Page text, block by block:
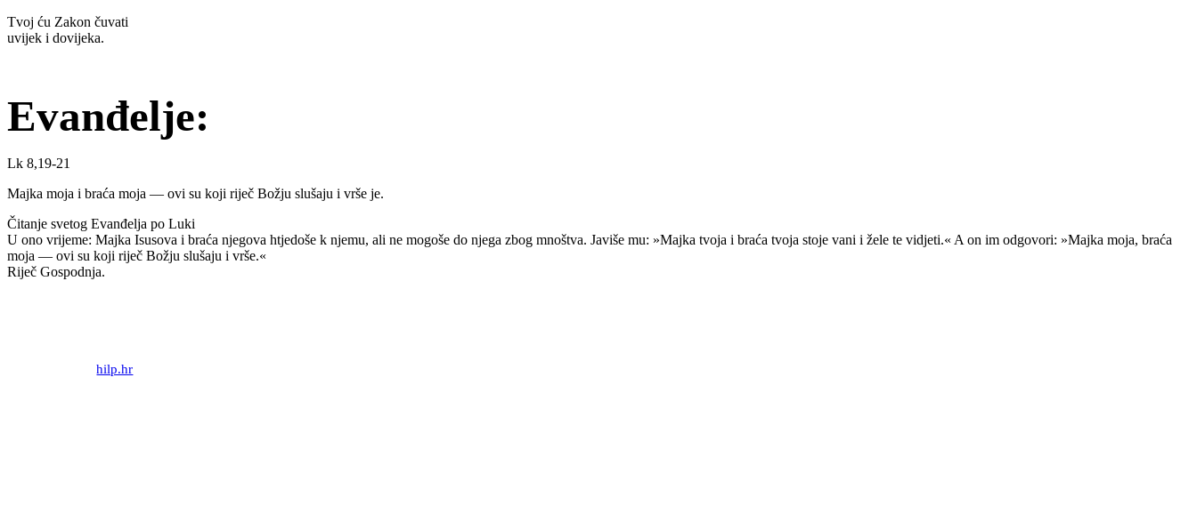
Tvoj ću Zakon čuvati
uvijek i dovijeka.
Evanđelje:
Lk 8,19-21
Majka moja i braća moja — ovi su koji riječ Božju slušaju i vrše je.
Čitanje svetog Evanđelja po Luki
U ono vrijeme: Majka Isusova i braća njegova htjedoše k njemu, ali ne mogoše do njega zbog mnoštva. Javiše mu: »Majka tvoja i braća tvoja stoje vani i žele te vidjeti.« A on im odgovori: »Majka moja, braća
moja — ovi su koji riječ Božju slušaju i vrše.«
Riječ Gospodnja.
Izvor:hilp.hr